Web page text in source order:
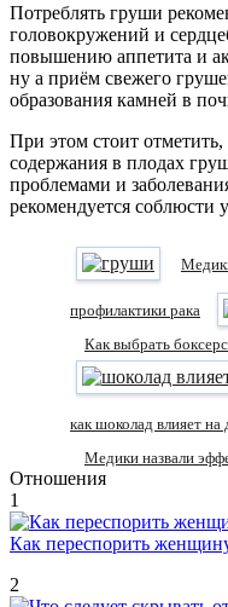
Потреблять груши
головокружений и
повышению аппетита и
ну а приём свежего
образования камней в
При этом стоит
содержания в плодах
проблемами и
рекомендуется соблюсти
профилактики рака
Как выбрать
как шоколад влияет на
Медики назвали
Отношения
1
Как переспорить
2